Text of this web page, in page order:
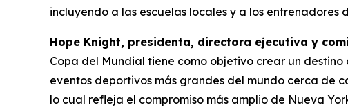
incluyendo a las escuelas locales y a los
Hope Knight, presidenta, directora ejecutiva y
Copa del Mundial tiene como objetivo crear un
eventos deportivos más grandes del mundo cerca de
lo cual refleja el compromiso más amplio de Nueva